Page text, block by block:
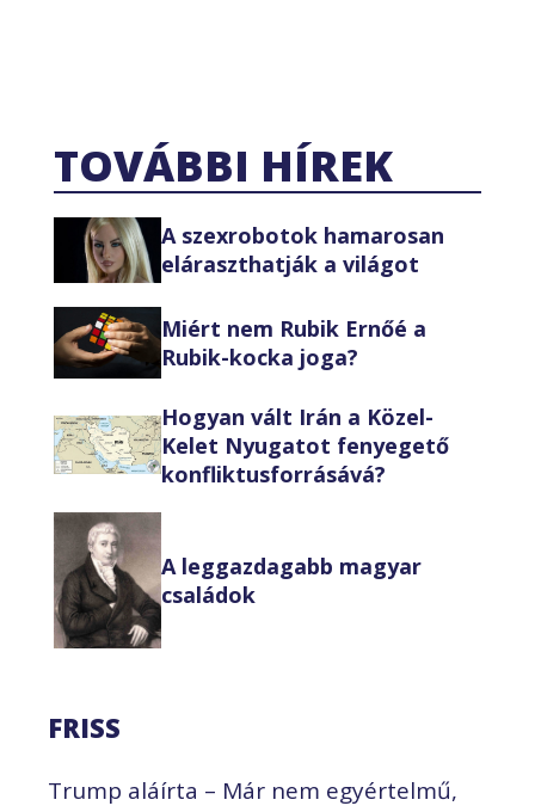
TOVÁBBI HÍREK
A szexrobotok hamarosan
eláraszthatják a világot
Miért nem Rubik Ernőé a
Rubik-kocka joga?
Hogyan vált Irán a Közel-
Kelet Nyugatot fenyegető
konfliktusforrásává?
A leggazdagabb magyar
családok
FRISS
Trump aláírta – Már nem egyértelmű,